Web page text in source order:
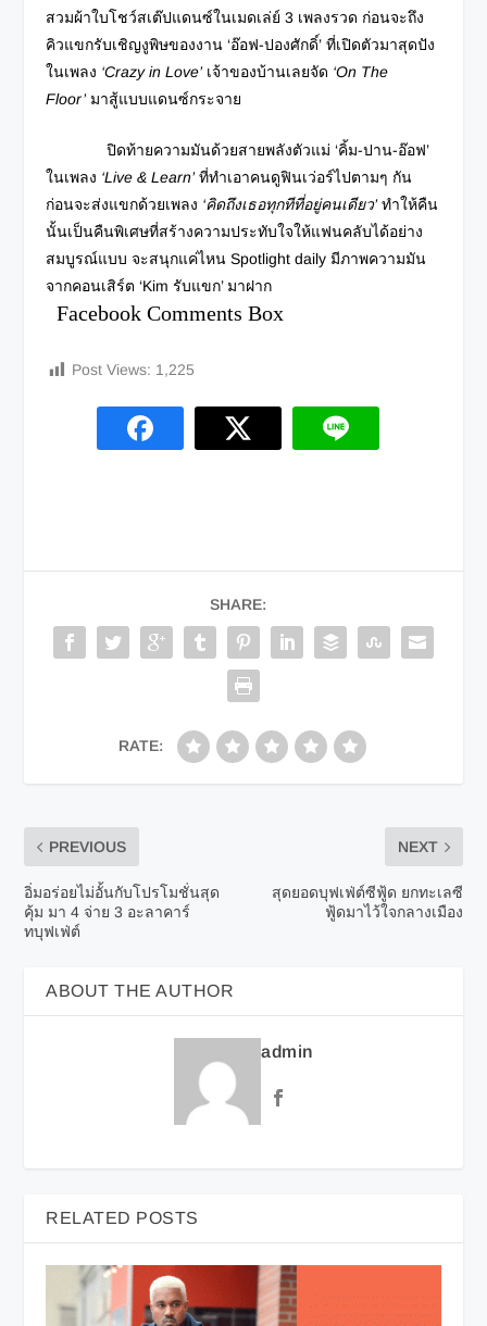
สวมผ้าใบโชว์สเต๊ปแดนซ์ในเมดเล่ย์ 3 เพลงรวด ก่อนจะถึง
คิวแขกรับเชิญงูพิษของงาน ‘อ๊อฟ-ปองศักดิ์’ ที่เปิดตัวมาสุดปัง
ในเพลง ‘Crazy in Love’เจ้าของบ้านเลยจัด ‘On The
Floor’มาสู้แบบแดนซ์กระจาย
ปิดท้ายความมันด้วยสายพลังตัวแม่ ‘คิ้ม-ปาน-อ๊อฟ’
ในเพลง ‘Live & Learn’ที่ทำเอาคนดูฟินเว่อร์ไปตามๆ กัน
ก่อนจะส่งแขกด้วยเพลง ‘คิดถึงเธอทุกทีที่อยู่คนเดียว’ทำให้คืน
นั้นเป็นคืนพิเศษที่สร้างความประทับใจให้แฟนคลับได้อย่าง
สมบูรณ์แบบ จะสนุกแค่ไหน Spotlight daily มีภาพความมัน
จากคอนเสิร์ต ‘Kim รับแขก’ มาฝาก
Facebook Comments Box
Post Views: 1,225
SHARE:
RATE:
PREVIOUS
อิ่มอร่อยไม่อั้นกับโปรโมชั่นสุด
คุ้ม มา 4 จ่าย 3 อะลาคาร์
ทบุฟเฟ่ต์
NEXT
สุดยอดบุฟเฟ่ต์ซีฟู้ด ยกทะเลซี
ฟู้ดมาไว้ใจกลางเมือง
ABOUT THE AUTHOR
admin
RELATED POSTS